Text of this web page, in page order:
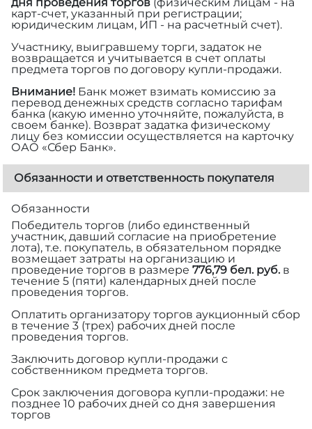
карт-счет, указанный при регистрации;
юридическим лицам, ИП - на расчетный счет).
Участнику, выигравшему торги, задаток не
возвращается и учитывается в счет оплаты
предмета торгов по договору купли-продажи.
Внимание! Банк может взимать комиссию за
перевод денежных средств согласно тарифам
банка (какую именно уточняйте, пожалуйста, в
своем банке). Возврат задатка физическому
лицу без комиссии осуществляется на карточку
ОАО «Сбер Банк».
Обязанности и ответственность покупателя
Обязанности
Победитель торгов (либо единственный
участник, давший согласие на приобретение
лота), т.е. покупатель, в обязательном порядке
возмещает затраты на организацию и
проведение торгов в размере 776,79 бел. руб.в
течение 5 (пяти) календарных дней после
проведения торгов.
Оплатить организатору торгов аукционный сбор
в течение 3 (трех) рабочих дней после
проведения торгов.
Заключить договор купли-продажи с
собственником предмета торгов.
Срок заключения договора купли-продажи: не
позднее 10 рабочих дней со дня завершения
торгов